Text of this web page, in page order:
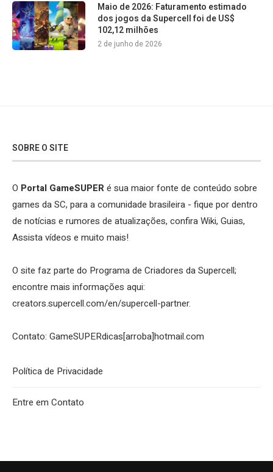
Maio de 2026: Faturamento estimado
dos jogos da Supercell foi de US$
102,12 milhões
2 de junho de 2026
SOBRE O SITE
O Portal GameSUPERé sua maior fonte de conteúdo sobre
games da SC, para a comunidade brasileira - fique por dentro
de notícias e rumores de atualizações, confira Wiki, Guias,
Assista vídeos e muito mais!
O site faz parte do Programa de Criadores da Supercell;
encontre mais informações aqui:
creators.supercell.com/en/supercell-partner.
Contato: GameSUPERdicas[arroba]hotmail.com
Política de Privacidade
Entre em Contato